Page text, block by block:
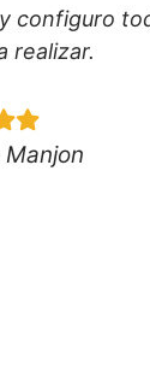
configuro
realizar.